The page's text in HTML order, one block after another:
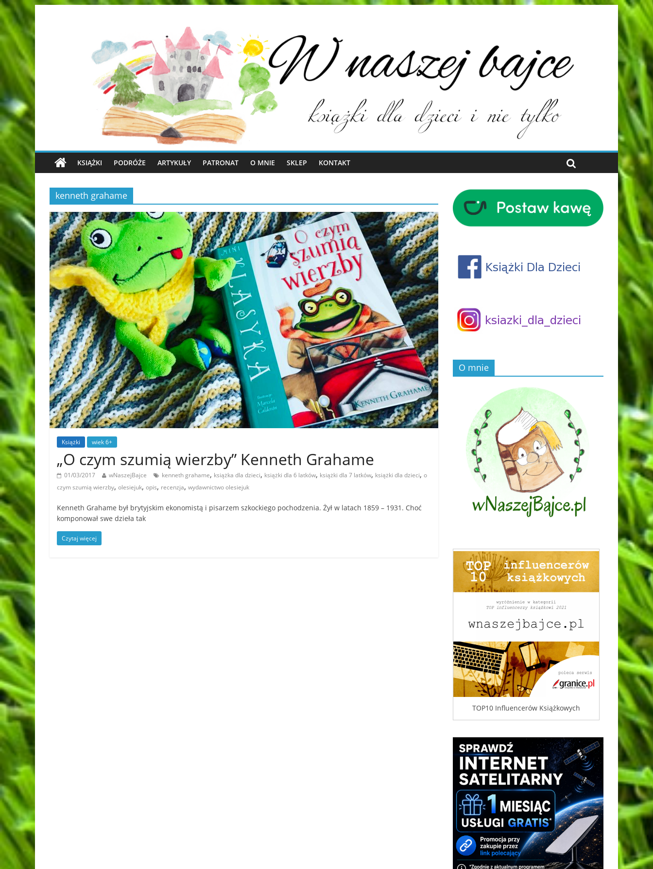
KSIĄŻKI PODRÓŻE ARTYKUŁY PATRONAT O MNIE SKLEP KONTAKT
kenneth grahame
Książki wiek 6+
„O czym szumią wierzby” Kenneth Grahame
01/03/2017 wNaszejBajce kenneth grahame, książka dla dzieci, książki dla 6 latków, książki dla 7 latków, książki dla dzieci, o
czym szumią wierzby, olesiejuk, opis, recenzja, wydawnictwo olesiejuk
Kenneth Grahame był brytyjskim ekonomistą i pisarzem szkockiego pochodzenia. Żył w latach 1859 – 1931. Choć
komponował swe dzieła tak
Czytaj więcej
O mnie
TOP10 Influencerów Książkowych